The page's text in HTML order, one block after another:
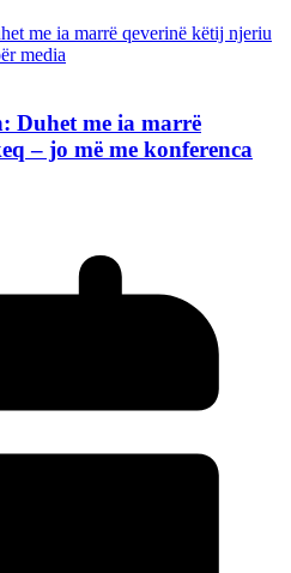
Duhet me ia marrë
– jo më me konferenca